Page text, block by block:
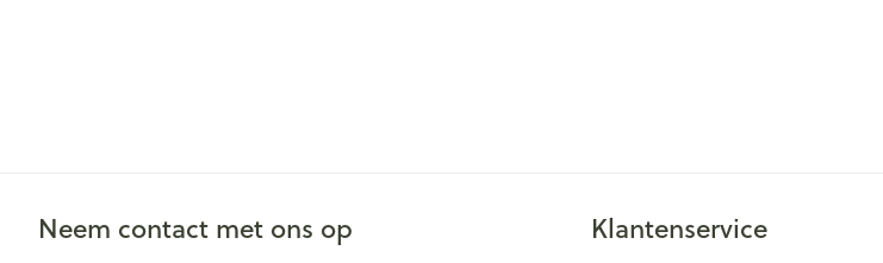
Neem contact met ons op Klantenservice